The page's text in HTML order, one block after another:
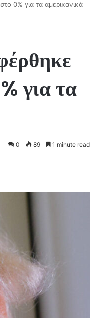
0% για τα αμερικανικά
για τα
0 89 1 minute read